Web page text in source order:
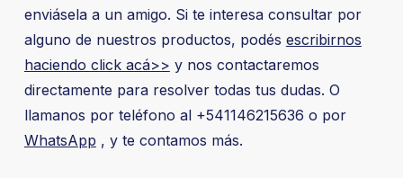
enviásela a un amigo. Si te interesa consultar por
alguno de nuestros productos, podés escribirnos
haciendo click acá>> y nos contactaremos
directamente para resolver todas tus dudas. O
llamanos por teléfono al +541146215636 o por
WhatsApp , y te contamos más.